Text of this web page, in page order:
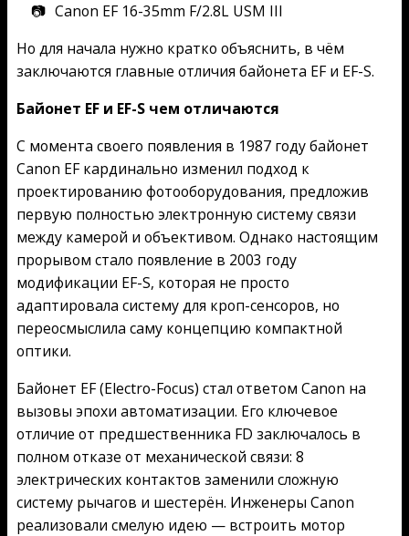
Canon EF 16-35mm F/2.8L USM III
Но для начала нужно кратко объяснить, в чём
заключаются главные отличия байонета EF и EF-S.
Байонет EF и EF-S чем отличаются
С момента своего появления в 1987 году байонет
Canon EF кардинально изменил подход к
проектированию фотооборудования, предложив
первую полностью электронную систему связи
между камерой и объективом. Однако настоящим
прорывом стало появление в 2003 году
модификации EF-S, которая не просто
адаптировала систему для кроп-сенсоров, но
переосмыслила саму концепцию компактной
оптики.
Байонет EF (Electro-Focus) стал ответом Canon на
вызовы эпохи автоматизации. Его ключевое
отличие от предшественника FD заключалось в
полном отказе от механической связи: 8
электрических контактов заменили сложную
систему рычагов и шестерён. Инженеры Canon
реализовали смелую идею — встроить мотор